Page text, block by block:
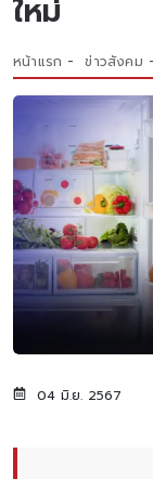
ใหม่
หน้าแรก ข่าวสังคม
04 มิ.ย. 2567